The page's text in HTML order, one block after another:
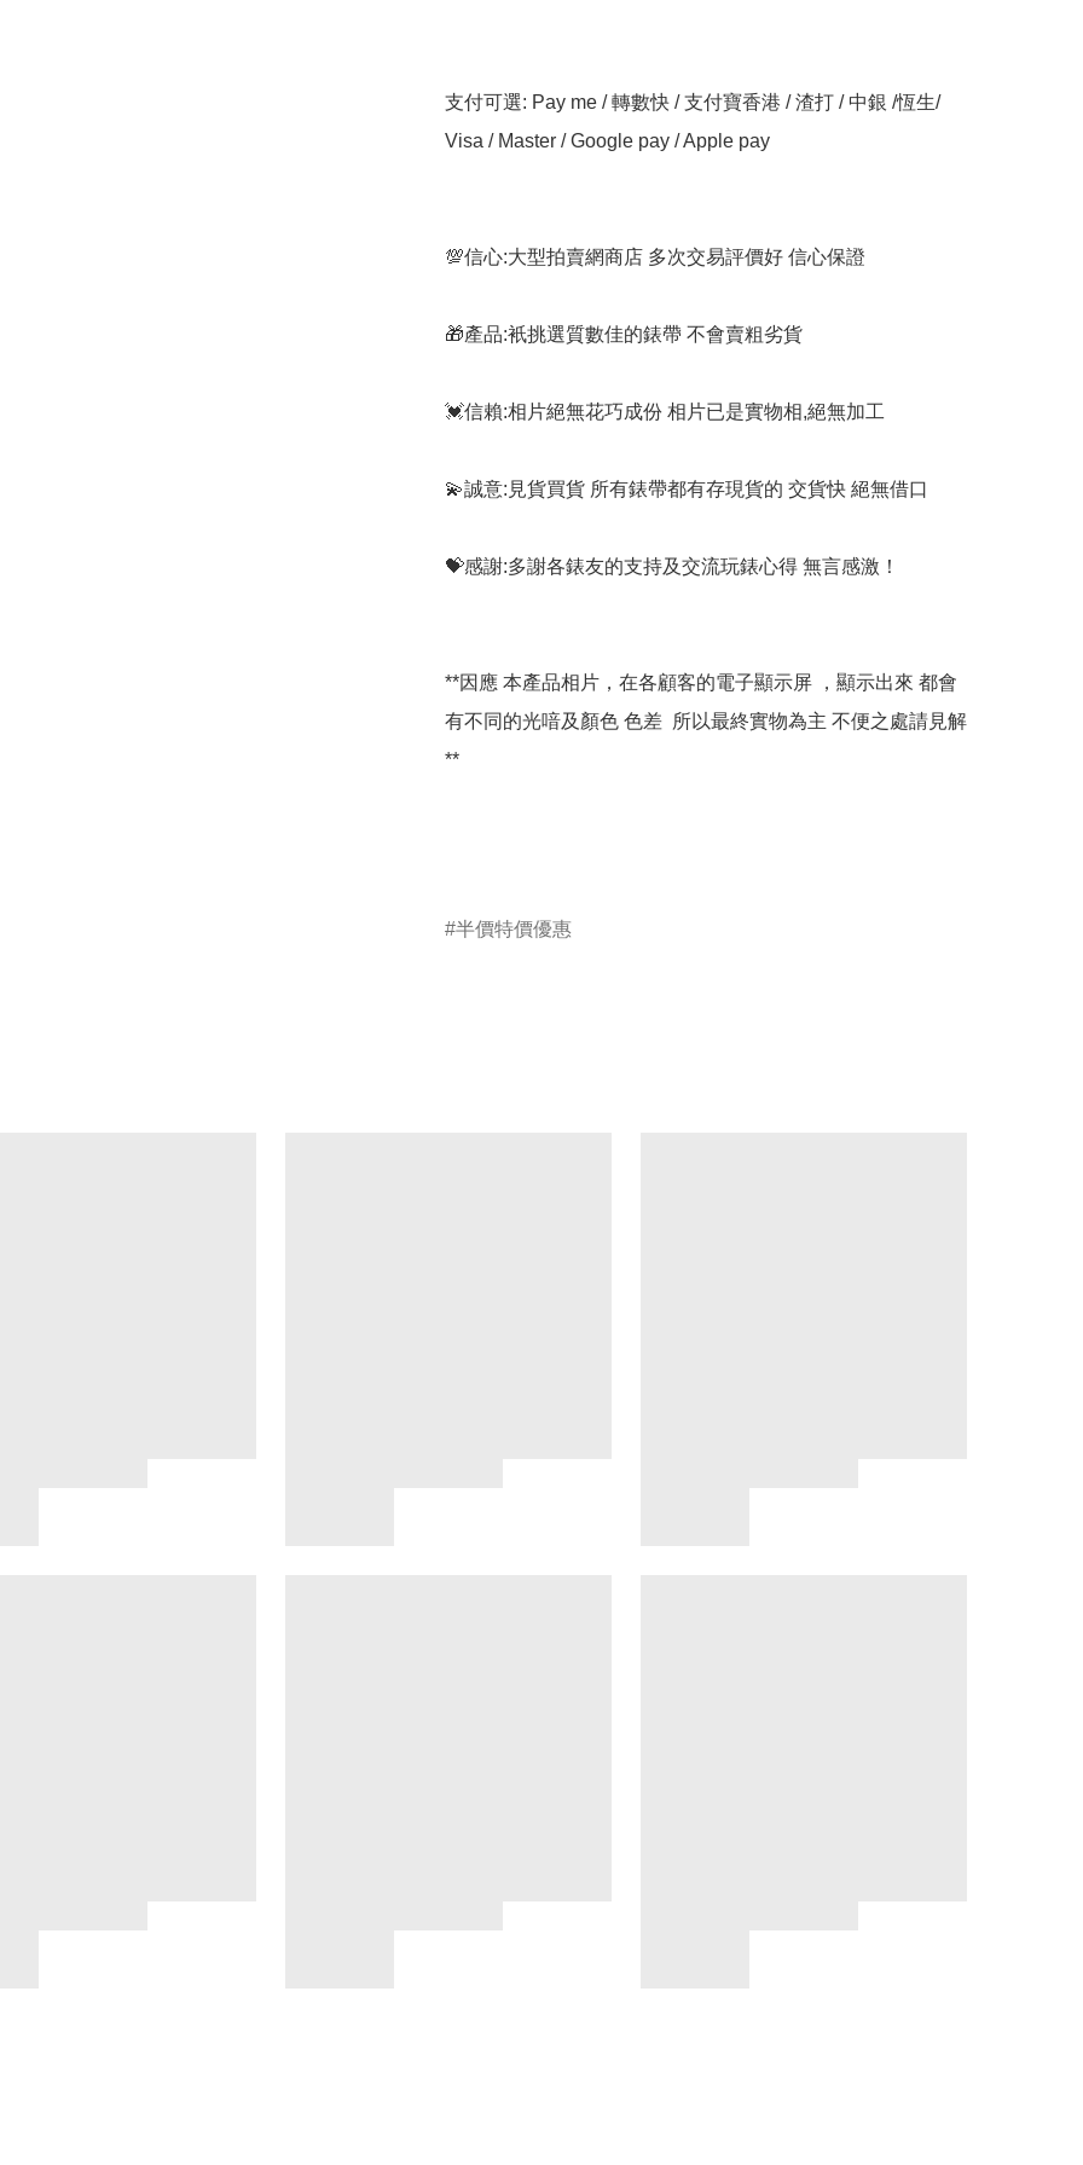
支付可選: Pay me / 轉數快 / 支付寶香港 / 渣打 / 中銀 /恆生/
Visa / Master / Google pay / Apple pay
💯信心:大型拍賣網商店 多次交易評價好 信心保證
🎁產品:衹挑選質數佳的錶帶 不會賣粗劣貨
💓信賴:相片絕無花巧成份 相片已是實物相,絕無加工
💫誠意:見貨買貨 所有錶帶都有存現貨的 交貨快 絕無借口
💝感謝:多謝各錶友的支持及交流玩錶心得 無言感激！
**因應 本產品相片，在各顧客的電子顯示屏 ，顯示出來 都會
有不同的光喑及顏色 色差  所以最終實物為主 不便之處請見解
**
半價特價優惠